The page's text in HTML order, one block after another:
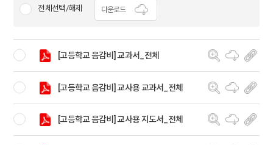
전체선택/해제 다운로드
[고등학교 음감비] 교과서_전체
[고등학교 음감비] 교사용 교과서_전체
[고등학교 음감비] 교사용 지도서_전체